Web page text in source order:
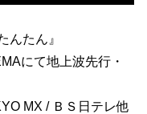
んたん』
にて地上波先行・
MX / ＢＳ日テレ他